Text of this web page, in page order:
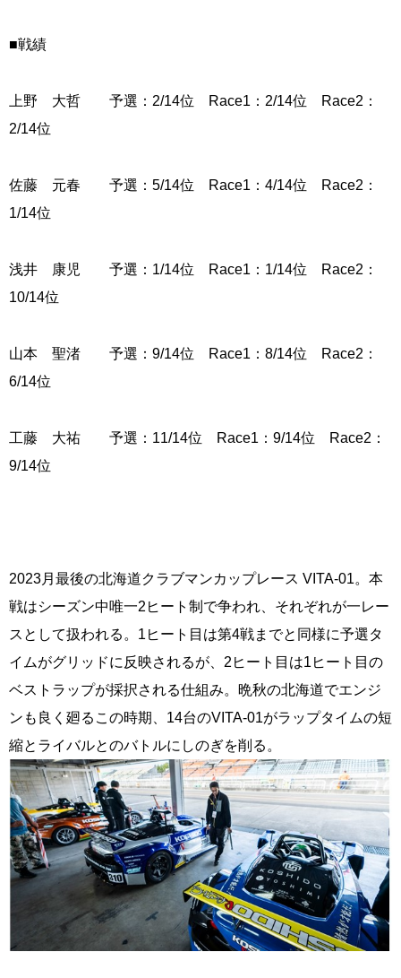
■戦績
上野 大哲 予選：2/14位 Race1：2/14位 Race2：
2/14位
佐藤 元春 予選：5/14位 Race1：4/14位 Race2：
1/14位
浅井 康児 予選：1/14位 Race1：1/14位 Race2：
10/14位
山本 聖渚 予選：9/14位 Race1：8/14位 Race2：
6/14位
工藤 大祐 予選：11/14位 Race1：9/14位 Race2：
9/14位
2023月最後の北海道クラブマンカップレース VITA-01。本
戦はシーズン中唯一2ヒート制で争われ、それぞれが一レー
スとして扱われる。1ヒート目は第4戦までと同様に予選タ
イムがグリッドに反映されるが、2ヒート目は1ヒート目の
ベストラップが採択される仕組み。晩秋の北海道でエンジ
ンも良く廻るこの時期、14台のVITA-01がラップタイムの短
縮とライバルとのバトルにしのぎを削る。